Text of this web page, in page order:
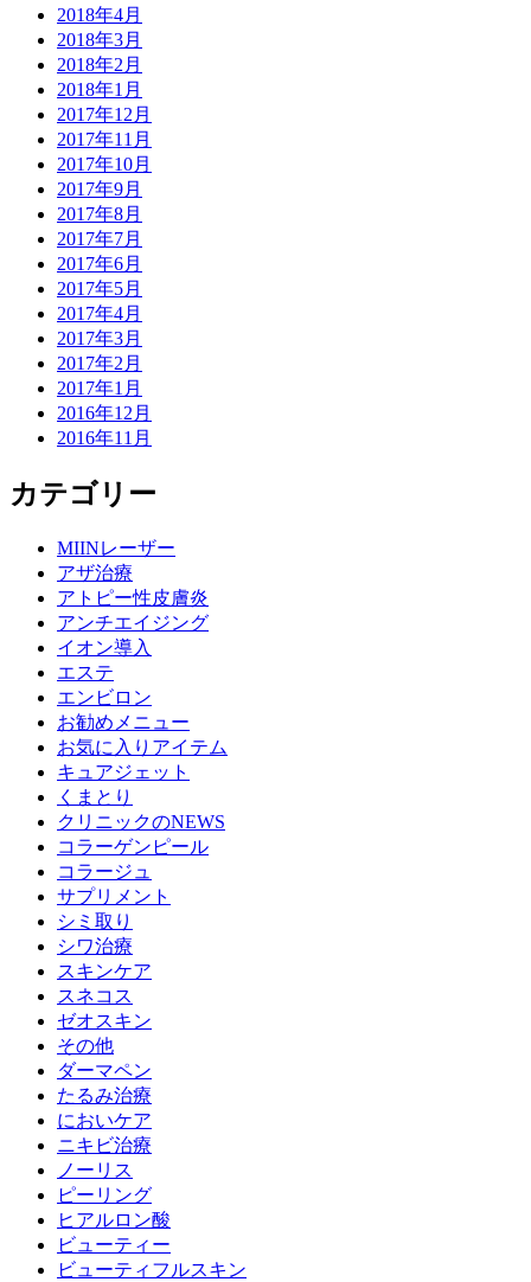
2018年4月
2018年3月
2018年2月
2018年1月
2017年12月
2017年11月
2017年10月
2017年9月
2017年8月
2017年7月
2017年6月
2017年5月
2017年4月
2017年3月
2017年2月
2017年1月
2016年12月
2016年11月
カテゴリー
MIINレーザー
アザ治療
アトピー性皮膚炎
アンチエイジング
イオン導入
エステ
エンビロン
お勧めメニュー
お気に入りアイテム
キュアジェット
くまとり
クリニックのNEWS
コラーゲンピール
コラージュ
サプリメント
シミ取り
シワ治療
スキンケア
スネコス
ゼオスキン
その他
ダーマペン
たるみ治療
においケア
ニキビ治療
ノーリス
ピーリング
ヒアルロン酸
ビューティー
ビューティフルスキン